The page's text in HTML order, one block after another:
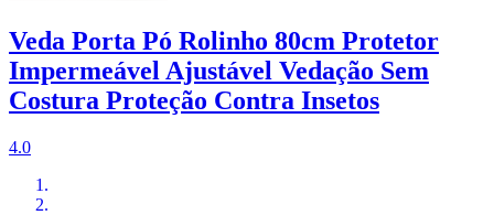
Veda Porta Pó Rolinho 80cm Protetor
Impermeável Ajustável Vedação Sem
Costura Proteção Contra Insetos
4.0